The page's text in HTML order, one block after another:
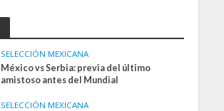
SELECCIÓN MEXICANA
México vs Serbia: previa del último
amistoso antes del Mundial
SELECCIÓN MEXICANA